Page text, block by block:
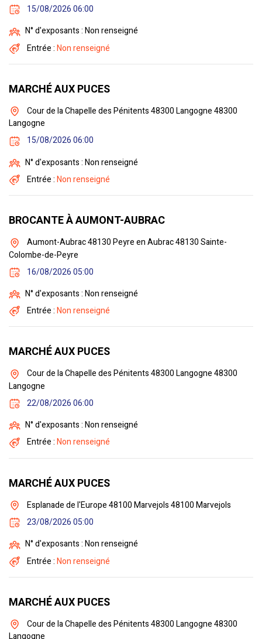
15/08/2026 06:00
N° d'exposants : Non renseigné
Entrée :Non renseigné
MARCHÉ AUX PUCES
Cour de la Chapelle des Pénitents 48300 Langogne 48300
Langogne
15/08/2026 06:00
N° d'exposants : Non renseigné
Entrée :Non renseigné
BROCANTE À AUMONT-AUBRAC
Aumont-Aubrac 48130 Peyre en Aubrac 48130 Sainte-
Colombe-de-Peyre
16/08/2026 05:00
N° d'exposants : Non renseigné
Entrée :Non renseigné
MARCHÉ AUX PUCES
Cour de la Chapelle des Pénitents 48300 Langogne 48300
Langogne
22/08/2026 06:00
N° d'exposants : Non renseigné
Entrée :Non renseigné
MARCHÉ AUX PUCES
Esplanade de l'Europe 48100 Marvejols 48100 Marvejols
23/08/2026 05:00
N° d'exposants : Non renseigné
Entrée :Non renseigné
MARCHÉ AUX PUCES
Cour de la Chapelle des Pénitents 48300 Langogne 48300
Langogne